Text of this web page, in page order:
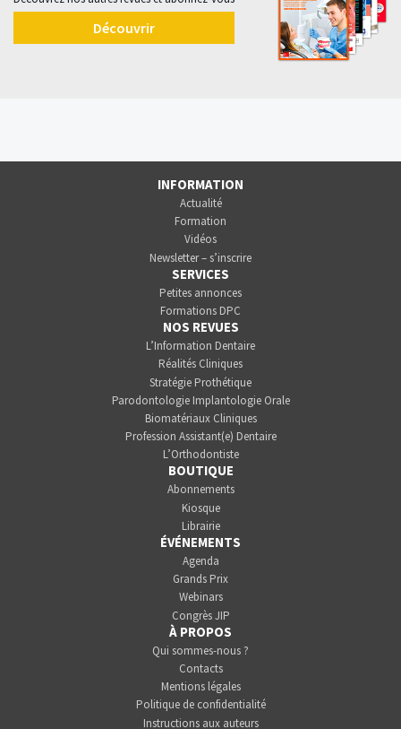
Découvrir
INFORMATION
Actualité
Formation
Vidéos
Newsletter – s’inscrire
SERVICES
Petites annonces
Formations DPC
NOS REVUES
L’Information Dentaire
Réalités Cliniques
Stratégie Prothétique
Parodontologie Implantologie Orale
Biomatériaux Cliniques
Profession Assistant(e) Dentaire
L’Orthodontiste
BOUTIQUE
Abonnements
Kiosque
Librairie
ÉVÉNEMENTS
Agenda
Grands Prix
Webinars
Congrès JIP
À PROPOS
Qui sommes-nous ?
Contacts
Mentions légales
Politique de confidentialité
Instructions aux auteurs